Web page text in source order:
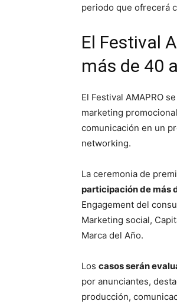
periodo que ofrecerá
El Festival
más de 40
El Festival AMAPRO
marketing
comunicación en un
networking.
La ceremonia de
participación de más
Engagement del
Marketing social,
Marca del Año.
Los casos serán
por anunciantes,
producción,